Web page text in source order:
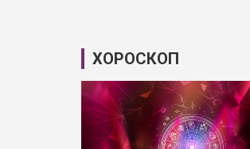
ХОРОСКОП